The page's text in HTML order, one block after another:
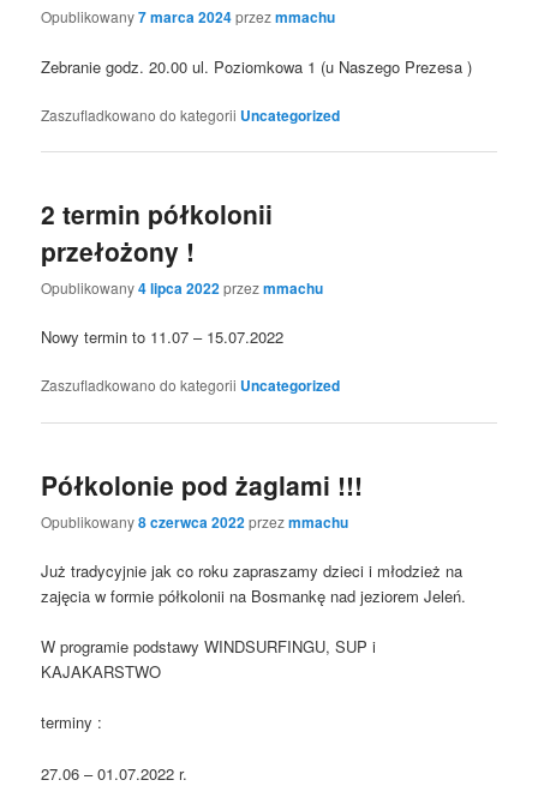
Opublikowany7 marca 2024przezmmachu
Zebranie godz. 20.00 ul. Poziomkowa 1 (u Naszego Prezesa )
Zaszufladkowano do kategorii Uncategorized
2 termin półkolonii
przełożony !
Opublikowany4 lipca 2022przezmmachu
Nowy termin to 11.07 – 15.07.2022
Zaszufladkowano do kategorii Uncategorized
Półkolonie pod żaglami !!!
Opublikowany8 czerwca 2022przezmmachu
Już tradycyjnie jak co roku zapraszamy dzieci i młodzież na
zajęcia w formie półkolonii na Bosmankę nad jeziorem Jeleń.
W programie podstawy WINDSURFINGU, SUP i
KAJAKARSTWO
terminy :
27.06 – 01.07.2022 r.